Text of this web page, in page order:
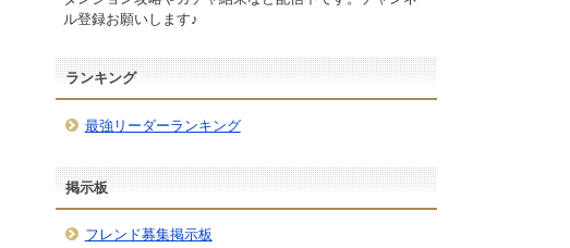
ル登録お願いします♪
ランキング
最強リーダーランキング
掲示板
フレンド募集掲示板